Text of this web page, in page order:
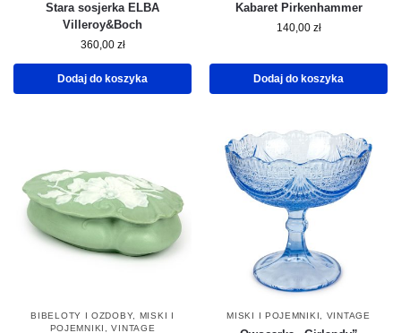
Stara sosjerka ELBA
Villeroy&Boch
360,00 zł
Dodaj do koszyka
Kabaret Pirkenhammer
140,00 zł
Dodaj do koszyka
BIBELOTY I OZDOBY, MISKI I
POJEMNIKI
,VINTAGE
MISKI I POJEMNIKI VINTAGE